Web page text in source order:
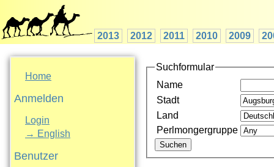
2013 2012 2011 2010 2009
Home
Anmelden
Login
→ English
Benutzer
Suchformular
Name
Stadt
Land
Perlmongergruppe